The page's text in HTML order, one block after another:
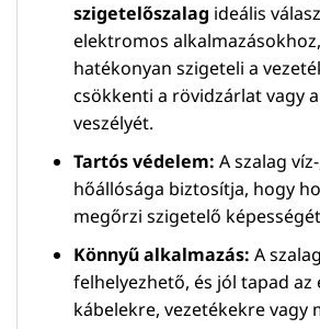
szigetelőszalag ideális
elektromos
hatékonyan szigeteli a
csökkenti a rövidzárlat vagy
veszélyét.
Tartós védelem: A szalag
hőállósága biztosítja, hogy
megőrzi szigetelő
Könnyű alkalmazás: A
felhelyezhető, és jól tapad
kábelekre, vezetékekre vagy